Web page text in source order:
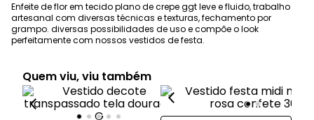
Enfeite de flor em tecido plano de crepe ggt leve e fluido, trabalho
artesanal com diversas técnicas e texturas, fechamento por
grampo. diversas possibilidades de uso e compõe o look
perfeitamente com nossos vestidos de festa.
Quem viu, viu também